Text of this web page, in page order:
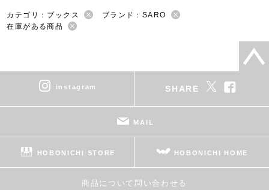
カテゴリ：ブックス
ブランド：SARO
在庫がある商品
instagram SHARE
MAIL
HOBONICHI STORE HOBONICHI HOME
商品について問い合わせる